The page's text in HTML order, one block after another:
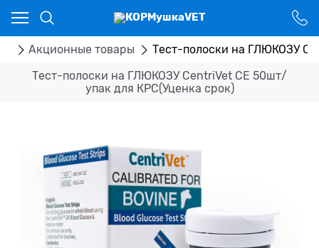
Акционные товары Тест-полоски на ГЛЮКОЗУ
Тест-полоски на ГЛЮКОЗУ CentriVet CE 50шт/
упак для КРС(Уценка срок)
Ваш город - Костанай,
угадали?